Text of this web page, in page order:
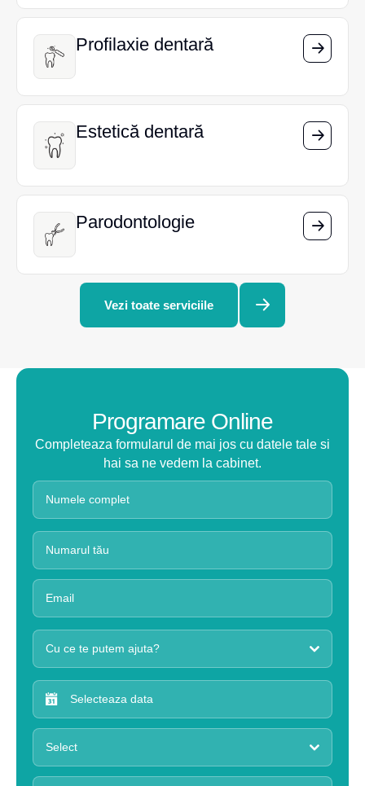
Profilaxie dentară
Profilaxie dentară
Estetică dentară
Estetică dentară
Parodontologie
Parodontologie
Vezi toate serviciile
Programare Online
Completeaza formularul de mai jos cu datele tale si
hai sa ne vedem la cabinet.
Cu ce te putem ajuta?
Select